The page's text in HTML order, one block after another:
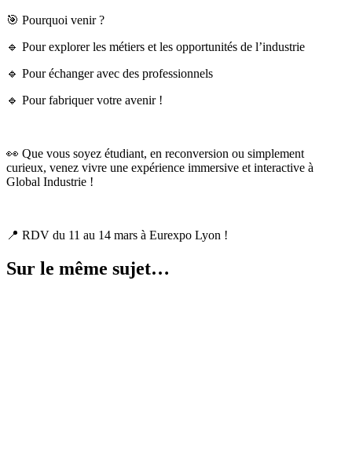
🎯 Pourquoi venir ?
🔹 Pour explorer les métiers et les opportunités de l’industrie
🔹 Pour échanger avec des professionnels
🔹 Pour fabriquer votre avenir !
👀 Que vous soyez étudiant, en reconversion ou simplement
curieux, venez vivre une expérience immersive et interactive à
Global Industrie !
📍 RDV du 11 au 14 mars à Eurexpo Lyon !
Sur le même sujet…